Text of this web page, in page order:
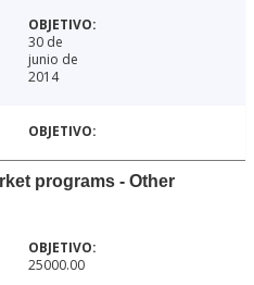
30 de
junio de
2014
programs - Other
25000.00